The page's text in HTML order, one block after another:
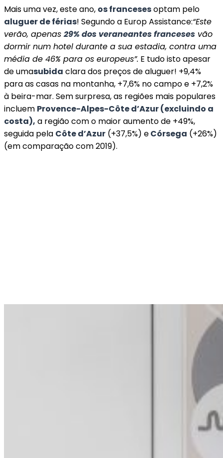
Mais uma vez, este ano, os francesesoptam pelo
aluguer de férias! Segundo a Europ Assistance:“Este
verão, apenas 29% dos veraneantes franceses vão
dormir num hotel durante a sua estadia, contra uma
média de 46% para os europeus”. E tudo isto apesar
de umasubida clara dos preços de aluguer! +9,4%
para as casas na montanha, +7,6% no campo e +7,2%
à beira-mar. Sem surpresa, as regiões mais populares
incluem Provence-Alpes-Côte d’Azur (excluindo a
costa), a região com o maior aumento de +49%,
seguida pela Côte d’Azur (+37,5%) eCórsega (+26%)
(em comparação com 2019).